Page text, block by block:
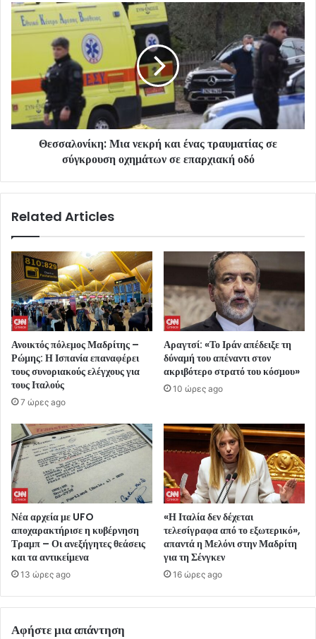
Θεσσαλονίκη: Μια νεκρή και ένας τραυματίας σε
σύγκρουση οχημάτων σε επαρχιακή οδό
Related Articles
Ανοικτός πόλεμος Μαδρίτης –
Ρώμης: Η Ισπανία επαναφέρει
τους συνοριακούς ελέγχους για
τους Ιταλούς
7 ώρες ago
Αραγτσί: «Το Ιράν απέδειξε τη
δύναμή του απέναντι στον
ακριβότερο στρατό του κόσμου»
10 ώρες ago
Νέα αρχεία με UFO
αποχαρακτήρισε η κυβέρνηση
Τραμπ – Οι ανεξήγητες θεάσεις
και τα αντικείμενα
13 ώρες ago
«Η Ιταλία δεν δέχεται
τελεσίγραφα από το εξωτερικό»,
απαντά η Μελόνι στην Μαδρίτη
για τη Σένγκεν
16 ώρες ago
Αφήστε μια απάντηση